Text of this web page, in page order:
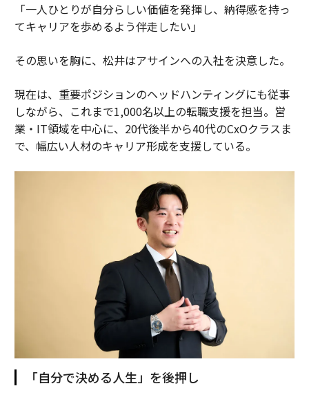
「一人ひとりが自分らしい価値を発揮し、納得感を持っ
てキャリアを歩めるよう伴走したい」
その思いを胸に、松井はアサインへの入社を決意した。
現在は、重要ポジションのヘッドハンティングにも従事
しながら、これまで1,000名以上の転職支援を担当。営
業・IT領域を中心に、20代後半から40代のCxOクラスま
で、幅広い人材のキャリア形成を支援している。
「自分で決める人生」を後押し